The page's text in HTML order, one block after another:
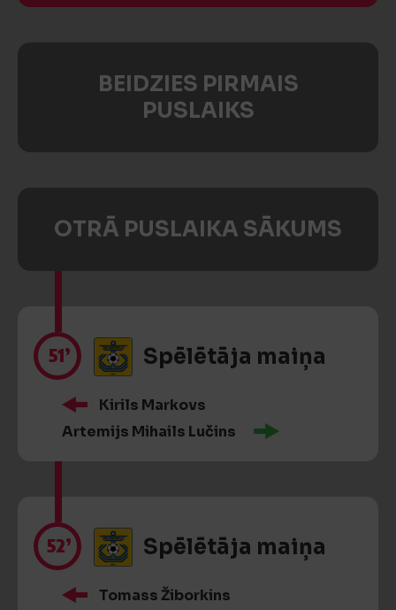
BEIDZIES PIRMAIS
PUSLAIKS
OTRĀ PUSLAIKA SĀKUMS
51’ Spēlētāja maiņa
Kirils Markovs
Artemijs Mihails Lučins
52’ Spēlētāja maiņa
Tomass Žiborkins